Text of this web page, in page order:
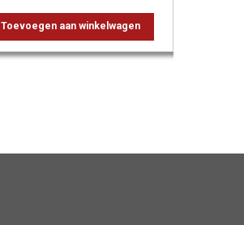
Toevoegen aan winkelwagen